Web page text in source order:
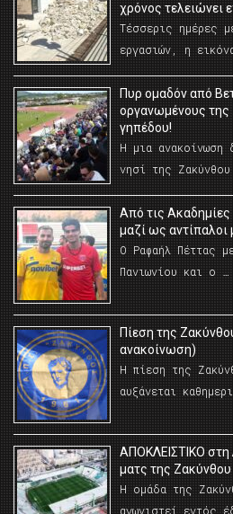
χρόνος τελειώνει
Τέσσερις ημέρες
εργασιών, η
Πυρ ομαδόν από
οργανωμένους της
γηπέδου!
Η μια ανακοίνωση
νησί της
Από τις
μαζί ως αντίπαλοι
Ο Ραφαήλ Πέττας
Πανιωνίου και ο …
Πίεση της
ανακοίνωση)
Η πίεση της
αυξάνεται
AΠΟΚΛΕΙΣΤΙΚΟ
ματς της Ζακύνθου
Η ομάδα της
αγωνιστεί εντός